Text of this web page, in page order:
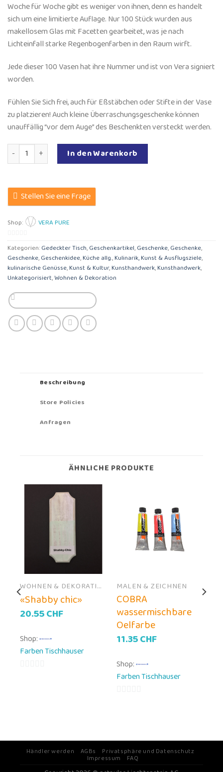
Woche für Woche gibt es weniger von ihnen, denn es handelt
sich um eine limitierte Auflage. Nur 100 Stück wurden aus
makellosem Glas mit Facetten gearbeitet, was je nach
Lichteinfall starke Regenbogenfarben in den Raum wirft.
Jede dieser 100 Vasen hat ihre Nummer und ist von Vera signiert
worden.
Fühlen Sie Sich frei, auch für Eßstäbchen oder Stifte in der Vase
zu platzieren! Auch kleine Überraschungsgeschenke können
unauffällig “vor dem Auge” des Beschenkten versteckt werden.
Vase Jahrgang MengeIn den Warenkorb
Stellen Sie eine Frage
Shop: VERA PURE
0
von
5
Kategorien:Gedeckter Tisch,Geschenkartikel,Geschenke,Geschenke,
Geschenke,Geschenkidee,Küche allg.,Kulinarik, Kunst & Ausflugsziele,
kulinarische Genüsse,Kunst & Kultur,Kunsthandwerk,Kunsthandwerk,
Unkategorisiert,Wohnen & Dekoration
Beschreibung
Store Policies
Anfragen
ÄHNLICHE PRODUKTE
WOHNEN & DEKORATION
«Shabby chic»
20.55CHF
Shop:
Farben Tischhauser
MALEN & ZEICHNEN
COBRA
wassermischbare
Oelfarbe
11.35CHF
Shop:
Farben Tischhauser
Händler werden AGBs Privatsphäre und Datenschutz
Impressum FAQ